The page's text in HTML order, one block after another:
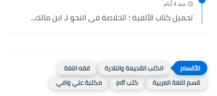
منذ 4 أيام
تحميل كتاب الألفية ؛ الخلاصة فى النحو لـ ابن مالك...
الكتب القديمة والنادرة
فقه اللغة
قسم اللغة العربية
كتب pdf مكتبة علي وافي